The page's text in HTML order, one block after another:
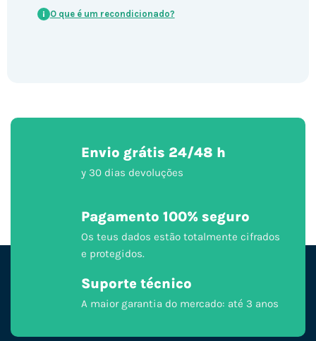
i O que é um recondicionado?
Envio grátis 24/48 h
y 30 dias devoluções
Pagamento 100% seguro
Os teus dados estão totalmente cifrados
e protegidos.
Suporte técnico
A maior garantia do mercado: até 3 anos